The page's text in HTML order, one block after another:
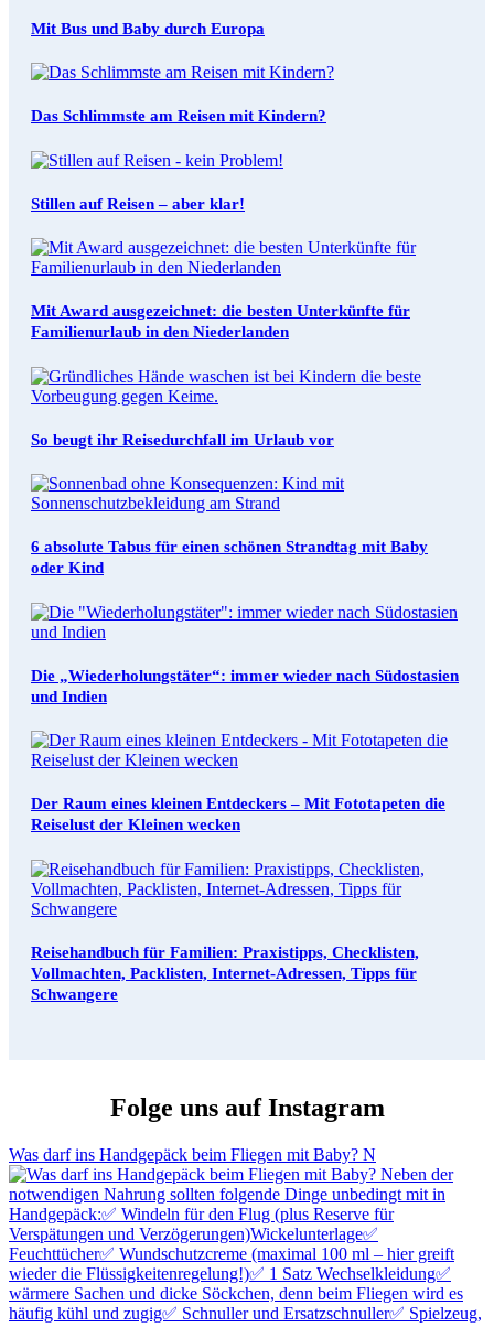
Mit Bus und Baby durch Europa
Das Schlimmste am Reisen mit Kindern?
Stillen auf Reisen – aber klar!
Mit Award ausgezeichnet: die besten Unterkünfte für
Familienurlaub in den Niederlanden
So beugt ihr Reisedurchfall im Urlaub vor
6 absolute Tabus für einen schönen Strandtag mit Baby
oder Kind
Die „Wiederholungstäter“: immer wieder nach Südostasien
und Indien
Der Raum eines kleinen Entdeckers – Mit Fototapeten die
Reiselust der Kleinen wecken
Reisehandbuch für Familien: Praxistipps, Checklisten,
Vollmachten, Packlisten, Internet-Adressen, Tipps für
Schwangere
Folge uns auf Instagram
Was darf ins Handgepäck beim Fliegen mit Baby? N